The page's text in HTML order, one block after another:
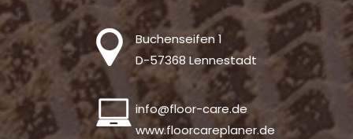
Buchenseifen 1
D-57368 Lennestadt
info@floor-care.de
www.floorcareplaner.de